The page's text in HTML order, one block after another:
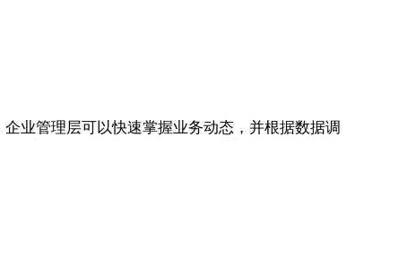
业管理层可以快速掌握业务动态，并根据数据调